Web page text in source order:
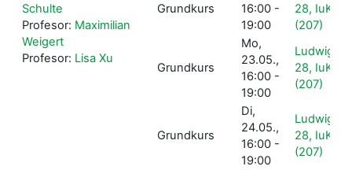
Grundkurs
16:00 -
19:00
28, IuK-
(207)
Grundkurs
Mo,
23.05.,
16:00 -
19:00
28, IuK-
(207)
Grundkurs
Di,
24.05.,
16:00 -
19:00
28, IuK-
(207)
Schulte
Profesor: Maximilian
Weigert
Profesor: Lisa Xu